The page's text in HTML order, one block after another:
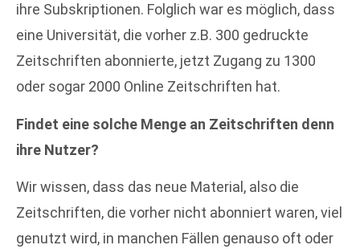
ihre Subskriptionen. Folglich war es möglich, dass
eine Universität, die vorher z.B. 300 gedruckte
Zeitschriften abonnierte, jetzt Zugang zu 1300
oder sogar 2000 Online Zeitschriften hat.
Findet eine solche Menge an Zeitschriften denn
ihre Nutzer?
Wir wissen, dass das neue Material, also die
Zeitschriften, die vorher nicht abonniert waren, viel
genutzt wird, in manchen Fällen genauso oft oder